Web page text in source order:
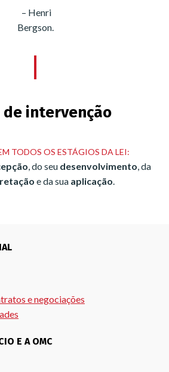
– Henri
Bergson.
de intervenção
TODOS OS ESTÁGIOS DA LEI:
, do seu desenvolvimento, da
e da sua aplicação.
e negociações
E A OMC